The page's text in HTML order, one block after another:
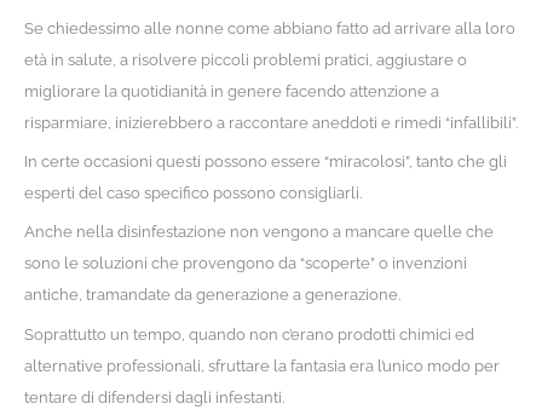
Se chiedessimo alle nonne come abbiano fatto ad arrivare alla loro
età in salute, a risolvere piccoli problemi pratici, aggiustare o
migliorare la quotidianità in genere facendo attenzione a
risparmiare, inizierebbero a raccontare aneddoti e rimedi “infallibili”.
In certe occasioni questi possono essere “miracolosi”, tanto che gli
esperti del caso specifico possono consigliarli.
Anche nella disinfestazione non vengono a mancare quelle che
sono le soluzioni che provengono da “scoperte” o invenzioni
antiche, tramandate da generazione a generazione.
Soprattutto un tempo, quando non c’erano prodotti chimici ed
alternative professionali, sfruttare la fantasia era l’unico modo per
tentare di difendersi dagli infestanti.